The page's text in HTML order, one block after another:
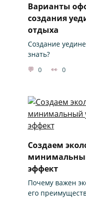
Варианты
создания
отдыха
Создание
знать?
0 0
Создаем
эффект
Почему важен
его